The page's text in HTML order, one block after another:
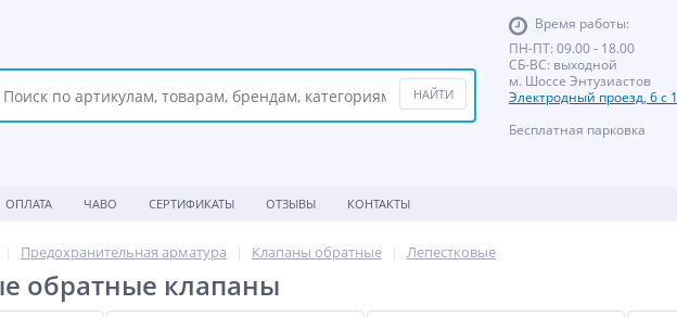
Время работы:
ПН-ПТ: 09.00 - 18.00
СБ-ВС: выходной
м. Шоссе Энтузиастов
Электродный проезд, 6 с 1
Бесплатная парковка
ОПЛАТА ЧАВО СЕРТИФИКАТЫ ОТЗЫВЫ КОНТАКТЫ
Предохранительная арматура Клапаны обратные Лепестковые
обратные клапаны